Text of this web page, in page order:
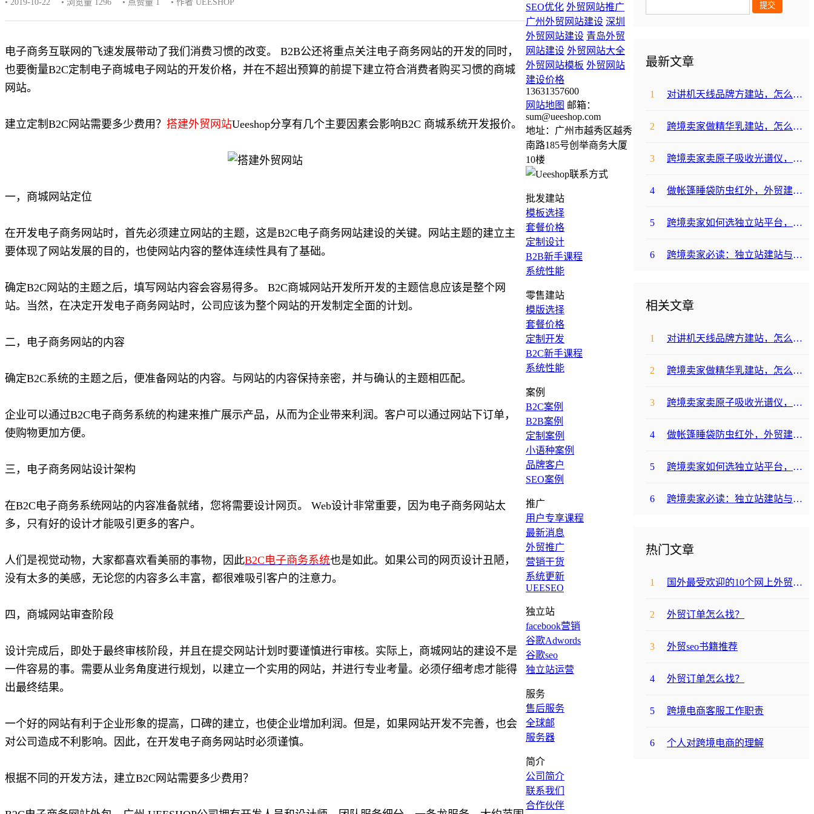
• 2019-10-22 • 浏览量 1296 • 点赞量 1 • 作者 UEESHOP
电子商务互联网的飞速发展带动了我们消费习惯的改变。 B2B公还将重点关注电子商务网站的开发的同时，
也要衡量B2C定制电子商城电子网站的开发价格，并在不超出预算的前提下建立符合消费者购买习惯的商城
网站。
建立定制B2C网站需要多少费用？ 搭建外贸网站Ueeshop分享有几个主要因素会影响B2C 商城系统开发报价。
一，商城网站定位
在开发电子商务网站时，首先必须建立网站的主题，这是B2C电子商务网站建设的关键。网站主题的建立主
要体现了网站发展的目的，也使网站内容的整体连续性具有了基础。
确定B2C网站的主题之后，填写网站内容会容易得多。 B2C商城网站开发所开发的主题信息应该是整个网
站。当然，在决定开发电子商务网站时，公司应该为整个网站的开发制定全面的计划。
二，电子商务网站的内容
确定B2C系统的主题之后，便准备网站的内容。与网站的内容保持亲密，并与确认的主题相匹配。
企业可以通过B2C电子商务系统的构建来推广展示产品，从而为企业带来利润。客户可以通过网站下订单，
使购物更加方便。
三，电子商务网站设计架构
在B2C电子商务系统网站的内容准备就绪，您将需要设计网页。 Web设计非常重要，因为电子商务网站太
多，只有好的设计才能吸引更多的客户。
人们是视觉动物，大家都喜欢看美丽的事物，因此B2C电子商务系统也是如此。如果公司的网页设计丑陋，
没有太多的美感，无论您的内容多么丰富，都很难吸引客户的注意力。
四，商城网站审查阶段
设计完成后，即处于最终审核阶段，并且在提交网站计划时要谨慎进行审核。实际上，商城网站的建设不是
一件容易的事。需要从业务角度进行规划，以建立一个实用的网站，并进行专业考量。必须仔细考虑才能得
出最终结果。
一个好的网站有利于企业形象的提高，口碑的建立，也使企业增加利润。但是，如果网站开发不完善，也会
对公司造成不利影响。因此，在开发电子商务网站时必须谨慎。
根据不同的开发方法，建立B2C网站需要多少费用？
最新文章
1 对讲机天线品牌方建站，怎么降低成本啊？
2 跨境卖家做精华乳建站，怎么选合适提升转化？
3 跨境卖家卖原子吸收光谱仪，选哪个建站平台合适？
4 做帐篷睡袋防虫红外，外贸建站平台哪个合适？
5 跨境卖家如何选独立站平台，降低运动水袋架包建站成本？
6 跨境卖家必读：独立站建站与支付，帐篷睡袋防虫露如何避坑降成本？
相关文章
1 对讲机天线品牌方建站，怎么降低成本啊？
2 跨境卖家做精华乳建站，怎么选合适提升转化？
3 跨境卖家卖原子吸收光谱仪，选哪个建站平台合适？
4 做帐篷睡袋防虫红外，外贸建站平台哪个合适？
5 跨境卖家如何选独立站平台，降低运动水袋架包建站成本？
6 跨境卖家必读：独立站建站与支付，帐篷睡袋防虫露如何避坑降成本？
热门文章
1 国外最受欢迎的10个网上外贸购物网站
2 外贸订单怎么找？
3 外贸seo书籍推荐
4 外贸订单怎么找？
5 跨境电商客服工作职责
6 个人对跨境电商的理解
SEO优化 外贸网站推广
广州外贸网站建设 深圳
外贸网站建设 青岛外贸
网站建设 外贸网站大全
外贸网站模板 外贸网站
建设价格
13631357600
网站地图 邮箱：
sum@ueeshop.com
地址：广州市越秀区越秀
南路185号创举商务大厦
10楼
批发建站
模板选择
套餐价格
定制设计
B2B新手课程
系统性能
零售建站
模版选择
套餐价格
定制开发
B2C新手课程
系统性能
案例
B2C案例
B2B案例
定制案例
小语种案例
品牌客户
SEO案例
推广
用户专享课程
最新消息
外贸推广
营销干货
系统更新
UEESEO
独立站
facebook营销
谷歌Adwords
谷歌seo
独立站运营
服务
售后服务
全球邮
服务器
简介
公司简介
联系我们
合作伙伴